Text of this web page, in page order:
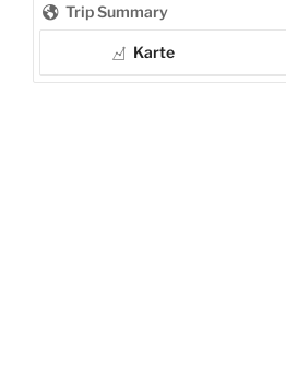
Trip Summary
Karte